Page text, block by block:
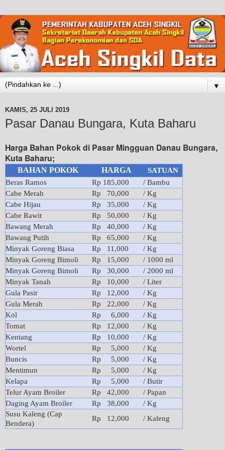
▼
KAMIS, 25 JULI 2019
Pasar Danau Bungara, Kuta Baharu
Harga Bahan Pokok di Pasar Mingguan Danau Bungara,
Kuta Baharu;
BAHAN POKOK HARGA
SATUAN
Beras Ramos
Rp 185,000
/ Bambu
Cabe Merah
Rp 70,000
/ Kg
Cabe Hijau
Rp 35,000
/ Kg
Cabe Rawit
Rp 50,000
/ Kg
Bawang Merah
Rp 40,000
/ Kg
Bawang Putih
Rp 65,000
/ Kg
Minyak Goreng Biasa
Rp 11,000
/ Kg
Minyak Goreng Bimoli
Rp 15,000
/ 1000 ml
Minyak Goreng Bimoli
Rp 30,000
/ 2000 ml
Minyak Tanah
Rp 10,000
/ Liter
Gula Pasir
Rp 12,000
/ Kg
Gula Merah
Rp 22,000
/ Kg
Kol
Rp 6,000
/ Kg
Tomat
Rp 12,000
/ Kg
Kentang
Rp 10,000
/ Kg
Wortel
Rp 5,000
/ Kg
Buncis
Rp 5,000
/ Kg
Mentimun
Rp 5,000
/ Kg
Kelapa
Rp 5,000
/ Butir
Telur Ayam Broiler
Rp 42,000
/ Papan
Daging Ayam Broiler
Rp 38,000
/ Kg
Susu Kaleng (Cap
Bendera)
Rp 12,000 / Kaleng